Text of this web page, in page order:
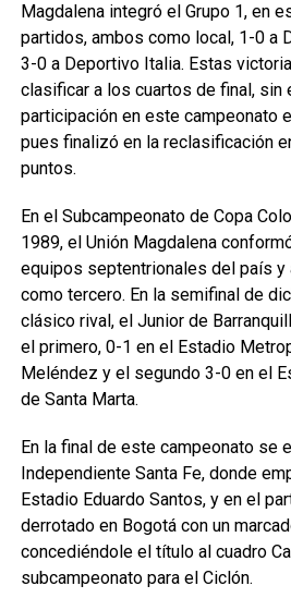
Magdalena integró el Grupo 1, en
partidos, ambos como local, 1-0 a
3-0 a Deportivo Italia. Estas
clasificar a los cuartos de final, sin
participación en este campeonato
pues finalizó en la reclasificación
puntos.
En el Subcampeonato de Copa
1989, el Unión Magdalena
equipos septentrionales del país
como tercero. En la semifinal de
clásico rival, el Junior de
el primero, 0-1 en el Estadio
Meléndez y el segundo 3-0 en el
de Santa Marta.
En la final de este campeonato se
Independiente Santa Fe, donde
Estadio Eduardo Santos, y en el
derrotado en Bogotá con un
concediéndole el título al cuadro
subcampeonato para el Ciclón.